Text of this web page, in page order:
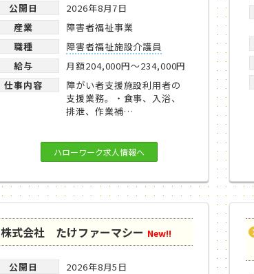
公開日
2026年8月7日
産業
障害者福祉事業
職種
障害者福祉施設介護員
給与
月額204,000円～234,000円
仕事内容
障がい者支援施設利用者の
支援業務。・食事、入浴、
排泄、作業補…
ハローワーク求人情報へ
株式会社 たけファーマシー New!!
公開日
2026年8月5日